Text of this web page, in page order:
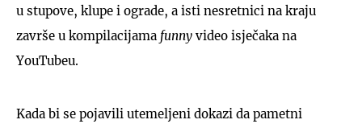
u stupove, klupe i ograde, a isti nesretnici na kraju
završe u kompilacijama funny video isječaka na
YouTubeu.
Kada bi se pojavili utemeljeni dokazi da pametni